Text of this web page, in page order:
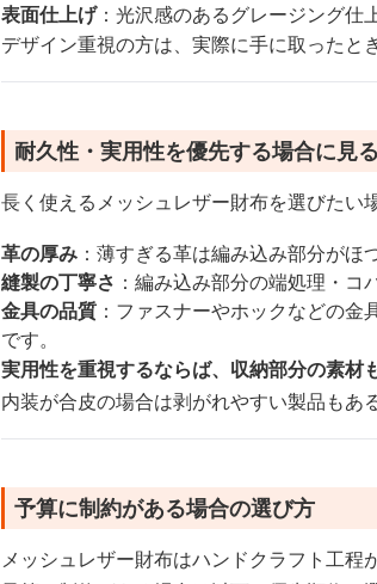
表面仕上げ：光沢感のあるグレージング仕
デザイン重視の方は、実際に手に取ったと
耐久性・実用性を優先する場合に見
長く使えるメッシュレザー財布を選びたい
革の厚み ：薄すぎる革は編み込み部分がほ
縫製の丁寧さ ：編み込み部分の端処理・コ
金具の品質 ：ファスナーやホックなどの
です。
実用性を重視するならば、収納部分の素材
内装が合皮の場合は剥がれやすい製品もあ
予算に制約がある場合の選び方
メッシュレザー財布はハンドクラフト工程